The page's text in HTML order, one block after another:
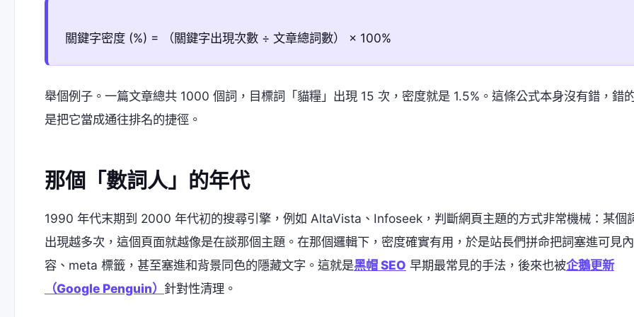
關鍵字密度 (%) = （關鍵字出現次數 ÷ 文章總詞數） × 100%
舉個例子。一篇文章總共 1000 個詞，目標詞「貓糧」出現 15 次，密度就是 1.5%。這條公式本身沒有錯，錯
是把它當成通往排名的捷徑。
那個「數詞人」的年代
1990 年代末期到 2000 年代初的搜尋引擎，例如 AltaVista、Infoseek，判斷網頁主題的方式非常機械：某個
出現越多次，這個頁面就越像是在談那個主題。在那個邏輯下，密度確實有用，於是站長們拼命把詞塞進可見內
容、meta 標籤，甚至塞進和背景同色的隱藏文字。這就是黑帽 SEO 早期最常見的手法，後來也被企鵝更新
（Google Penguin） 針對性清理。